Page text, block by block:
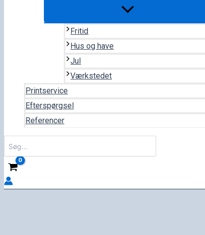
Fritid
Hus og have
Jul
Værkstedet
Printservice
Efterspørgsel
Referencer
efter: